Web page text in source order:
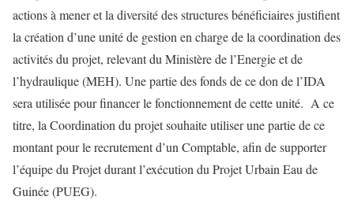
actions à mener et la diversité des structures bénéficiaires justifient
la création d’une unité de gestion en charge de la coordination des
activités du projet, relevant du Ministère de l’Energie et de
l’hydraulique (MEH). Une partie des fonds de ce don de l’IDA
sera utilisée pour financer le fonctionnement de cette unité. A ce
titre, la Coordination du projet souhaite utiliser une partie de ce
montant pour le recrutement d’un Comptable, afin de supporter
l’équipe du Projet durant l’exécution du Projet Urbain Eau de
Guinée (PUEG).